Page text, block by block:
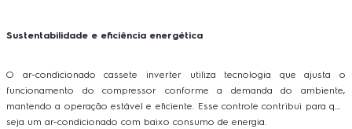
Sustentabilidade e eficiência energética
O ar-condicionado cassete inverter utiliza tecnologia que ajusta o
funcionamento do compressor conforme a demanda do ambiente,
mantendo a operação estável e eficiente. Esse controle contribui para que
seja um ar-condicionado com baixo consumo de energia.